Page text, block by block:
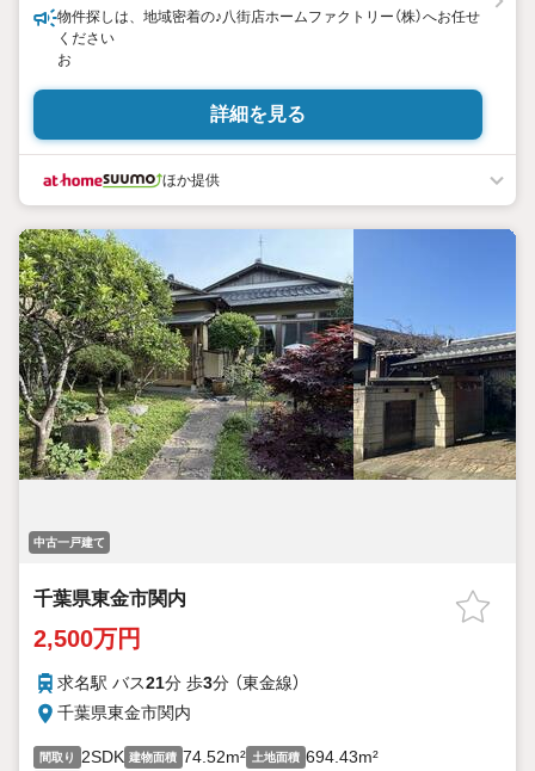
物件探しは、地域密着の♪八街店ホームファクトリー（株）へお任せ
ください
お
詳細を見る
ほか提供
中古一戸建て
千葉県東金市関内
2,500万円
求名駅 バス21分 歩3分 （東金線）
千葉県東金市関内
間取り 2SDK 建物面積 74.52m² 土地面積 694.43m²